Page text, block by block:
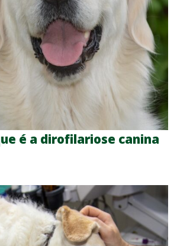
é a dirofilariose canina